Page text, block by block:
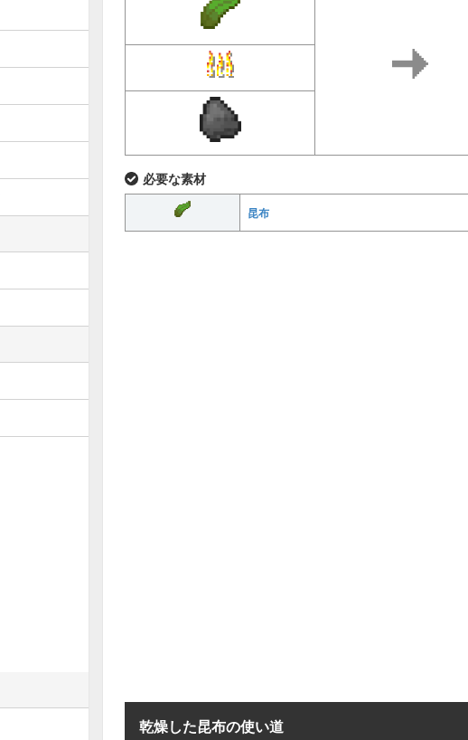
必要な素材
昆布
乾燥した昆布の使い道